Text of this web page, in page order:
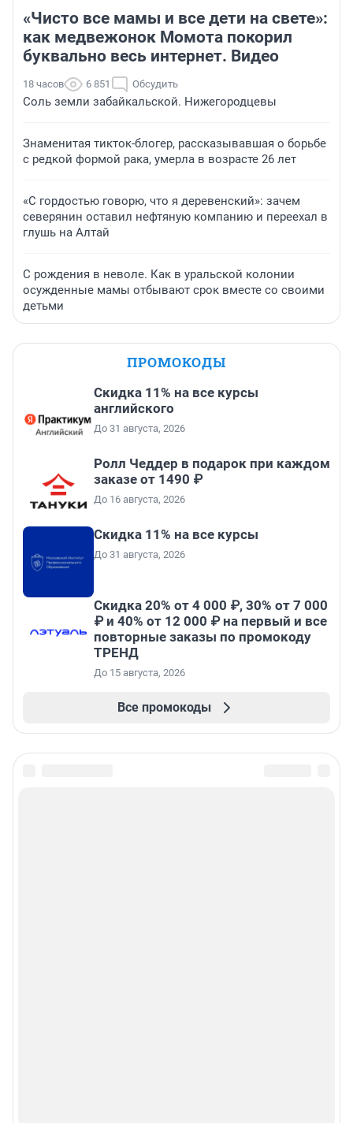
«Чисто все мамы и все дети на свете»:
как медвежонок Момота покорил
буквально весь интернет. Видео
18 часов 6 851 Обсудить
Соль земли забайкальской. Нижегородцевы
Знаменитая тикток-блогер, рассказывавшая о борьбе
с редкой формой рака, умерла в возрасте 26 лет
«С гордостью говорю, что я деревенский»: зачем
северянин оставил нефтяную компанию и переехал в
глушь на Алтай
С рождения в неволе. Как в уральской колонии
осужденные мамы отбывают срок вместе со своими
детьми
ПРОМОКОДЫ
Скидка 11% на все курсы
английского
До 31 августа, 2026
Ролл Чеддер в подарок при каждом
заказе от 1490 ₽
До 16 августа, 2026
Скидка 11% на все курсы
До 31 августа, 2026
Скидка 20% от 4 000 ₽, 30% от 7 000
₽ и 40% от 12 000 ₽ на первый и все
повторные заказы по промокоду
ТРЕНД
До 15 августа, 2026
Все промокоды